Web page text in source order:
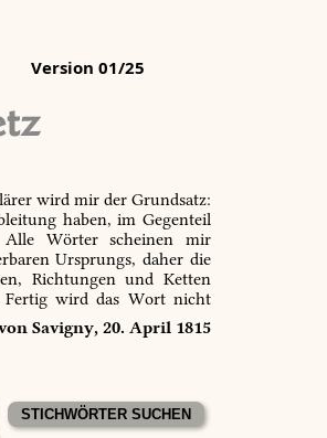
Version 01/25
wird mir der Grundsatz:
haben, im Gegenteil
Alle Wörter scheinen mir
Ursprungs, daher die
Richtungen und Ketten
Fertig wird das Wort nicht
Savigny, 20. April 1815